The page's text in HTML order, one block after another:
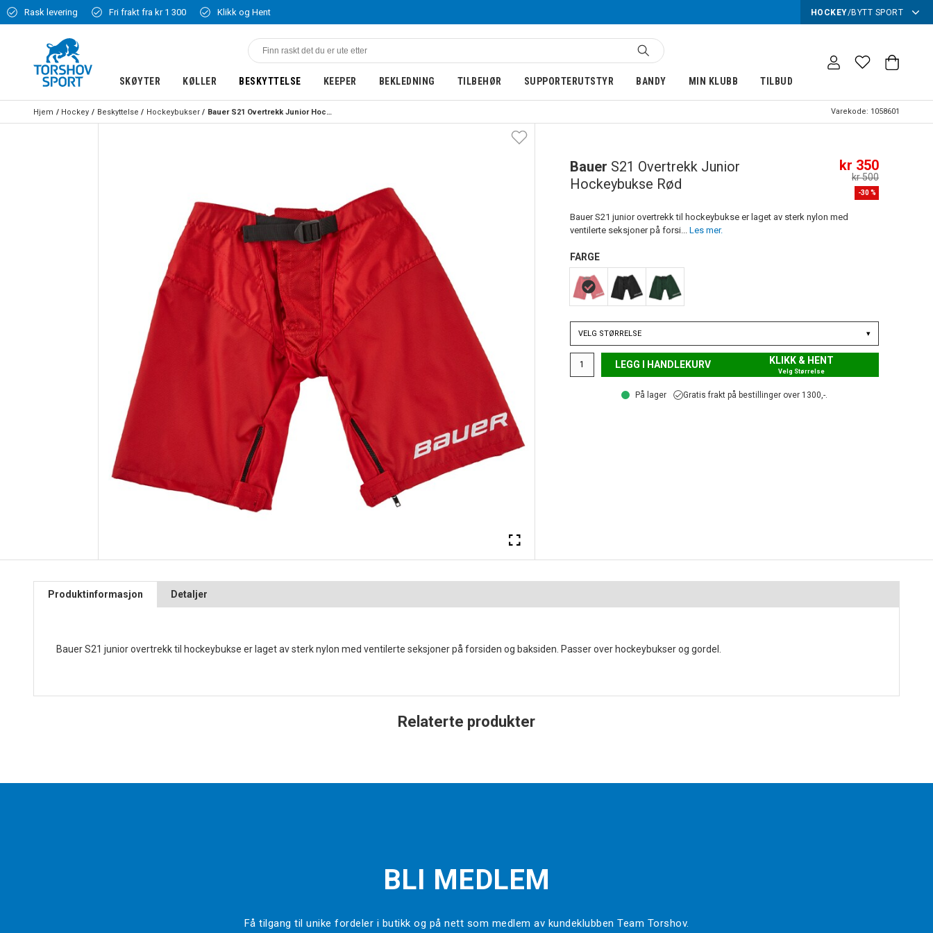
Rask levering Fri frakt fra kr 1 300 Klikk og Hent HOCKEY/BYTT SPORT
SKØYTER KØLLER BESKYTTELSE KEEPER BEKLEDNING TILBEHØR SUPPORTERUTSTYR BANDY MIN KLUBB TILBUD
Hjem Hockey Beskyttelse Hockeybukser Bauer S21 Overtrekk Junior Hockeybukse Rød Varekode: 1058601
-30 %
Bauer S21 Overtrekk Junior
Hockeybukse Rød
kr 350
kr 500
Bauer S21 junior overtrekk til hockeybukse er laget av sterk nylon med
ventilerte seksjoner på forsi... Les mer.
FARGE
VELG STØRRELSE ▾
LEGG I HANDLEKURV KLIKK & HENT
Velg Størrelse
På lager Gratis frakt på bestillinger over 1300,-.
Produktinformasjon Detaljer
Bauer S21 junior overtrekk til hockeybukse er laget av sterk nylon med ventilerte seksjoner på forsiden og baksiden. Passer over hockeybukser og gordel.
Relaterte produkter
BLI MEDLEM
Få tilgang til unike fordeler i butikk og på nett som medlem av kundeklubben Team Torshov.